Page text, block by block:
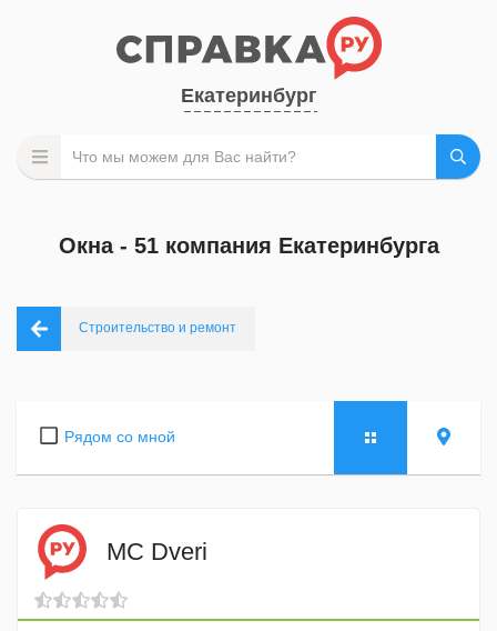
Екатеринбург
Окна - 51 компания Екатеринбурга
Строительство и ремонт
Рядом со мной
MC Dveri